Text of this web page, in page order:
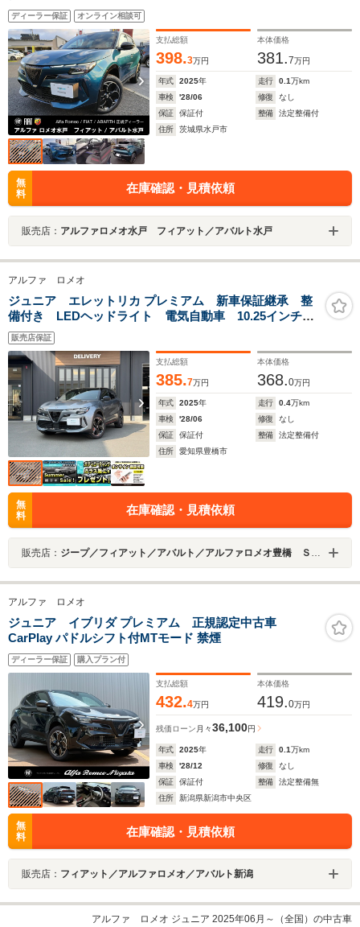
ディーラー保証 オンライン相談可
支払総額
398.3万円
本体価格
381.7万円
年式 2025年 走行 0.1万km
車検
'28/06 修復
なし
保証
保証付 整備
法定整備付
住所
茨城県水戸市
無
料
在庫確認・見積依頼
販売店： アルファロメオ水戸 フィアット／アバルト水戸
アルファ ロメオ
ジュニア エレットリカ プレミアム 新車保証継承 整
備付き LEDヘッドライト 電気自動車 10.25インチタ
ッチパネルモニター アップルカープレイ アンドロイ
ドオート 電動リアゲート
販売店保証
支払総額
385.7万円
本体価格
368.0万円
年式 2025年 走行 0.4万km
車検
'28/06 修復
なし
保証
保証付 整備
法定整備付
住所
愛知県豊橋市
無
料
在庫確認・見積依頼
販売店： ジープ／フィアット／アバルト／アルファロメオ豊橋 ＳＰＯＴｉＣＡＲセンター 中京クライスラー（株）
アルファ ロメオ
ジュニア イブリダ プレミアム 正規認定中古車
CarPlay パドルシフト付MTモード 禁煙
ディーラー保証 購入プラン付
支払総額
432.4万円
本体価格
419.0万円
残価ローン 月々36,100円
年式 2025年 走行 0.1万km
車検
'28/12 修復
なし
保証
保証付 整備
法定整備無
住所
新潟県新潟市中央区
無
料
在庫確認・見積依頼
販売店： フィアット／アルファロメオ／アバルト新潟
アルファ ロメオ ジュニア 2025年06月～（全国）の中古車